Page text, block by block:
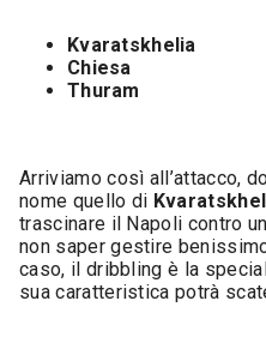
Kvaratskhelia
Chiesa
Thuram
Arriviamo così all’attacco,
nome quello di
trascinare il Napoli contro
non saper gestire
caso, il dribbling è la
sua caratteristica potrà